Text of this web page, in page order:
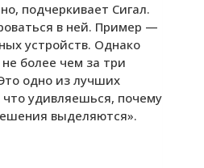
подчеркивает Сигал.
в ней. Пример —
устройств. Однако
более чем за три
одно из лучших
что удивляешься, почему
выделяются».